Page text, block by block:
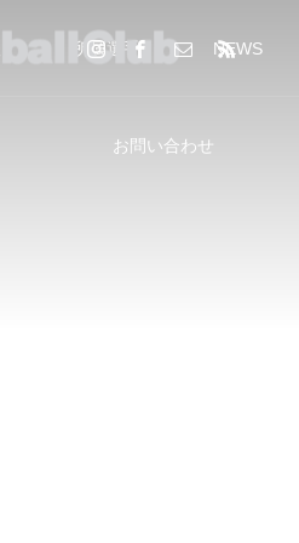
所属選手 NEWS
お問い合わせ